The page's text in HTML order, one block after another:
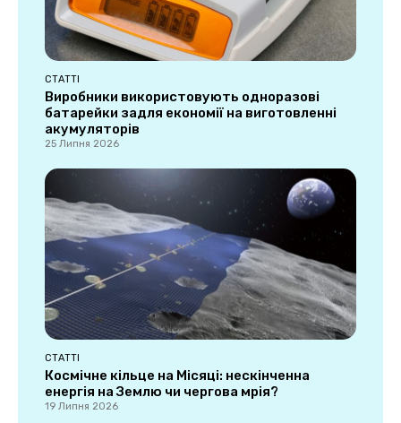
СТАТТІ
Виробники використовують одноразові
батарейки задля економії на виготовленні
акумуляторів
25 Липня 2026
СТАТТІ
Космічне кільце на Місяці: нескінченна
енергія на Землю чи чергова мрія?
19 Липня 2026